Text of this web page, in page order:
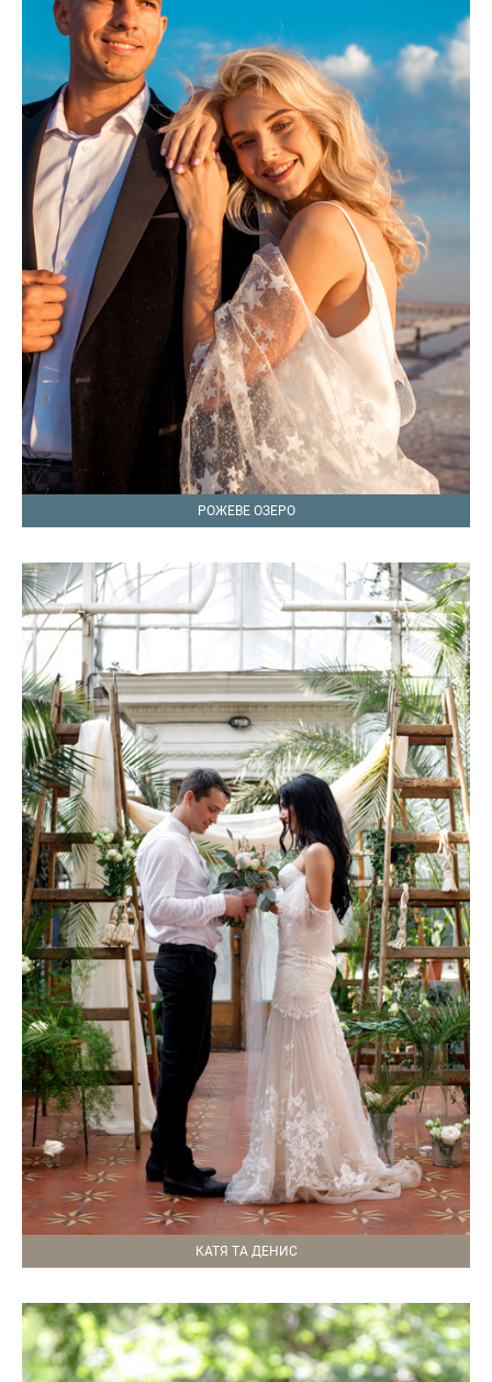
РОЖЕВЕ ОЗЕРО
КАТЯ ТА ДЕНИС